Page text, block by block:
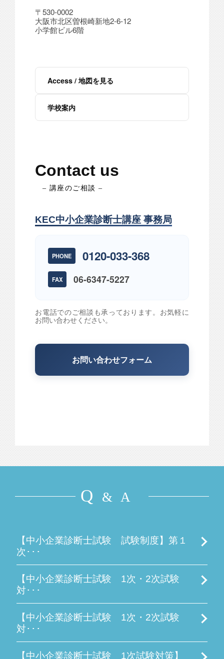
〒530-0002
大阪市北区曽根崎新地2-6-12
小学館ビル6階
Access / 地図を見る
学校案内
Contact us
– 講座のご相談 –
KEC中小企業診断士講座 事務局
PHONE 0120-033-368
FAX 06-6347-5227
お電話でのご相談も承っております。お気軽に
お問い合わせください。
お問い合わせフォーム
Q & A
【中小企業診断士試験 試験制度】第１
次･･･
【中小企業診断士試験 1次・2次試験
対･･･
【中小企業診断士試験 1次・2次試験
対･･･
【中小企業診断士試験 1次試験対策】